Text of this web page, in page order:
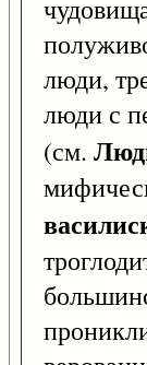
люди,
люди с
(см.